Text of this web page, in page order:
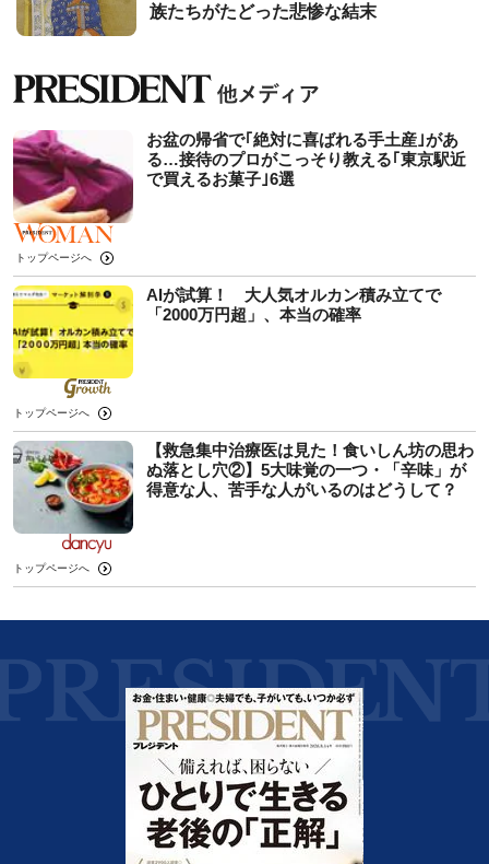
族たちがたどった悲惨な結末
お盆の帰省で｢絶対に喜ばれる手土産｣があ
る…接待のプロがこっそり教える｢東京駅近
で買えるお菓子｣6選
トップページへ
AIが試算！ 大人気オルカン積み立てで
「2000万円超」、本当の確率
トップページへ
【救急集中治療医は見た！食いしん坊の思わ
ぬ落とし穴②】5大味覚の一つ・「辛味」が
得意な人、苦手な人がいるのはどうして？
トップページへ